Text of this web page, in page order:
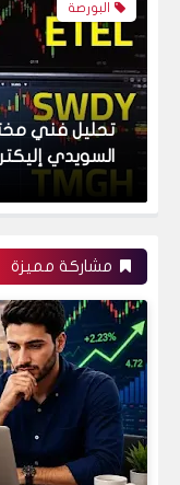
البورصة
التحليل
ماكرو جروب
مشاركة مميزة